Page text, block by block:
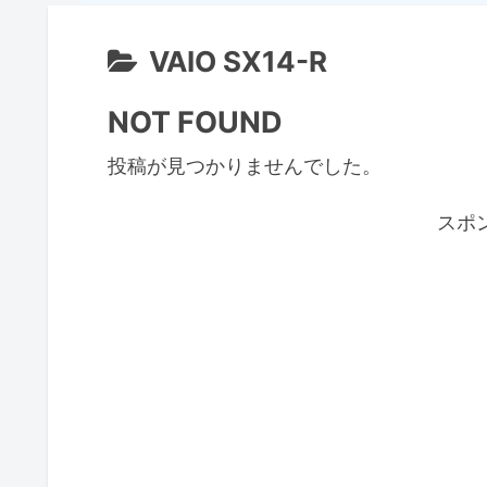
VAIO SX14-R
NOT FOUND
投稿が見つかりませんでした。
スポ